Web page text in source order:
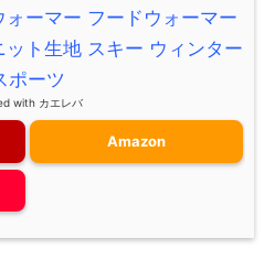
ーマー フードウォーマー
ト生地 スキー ウィンター
ポーツ
with カエレバ
Amazon